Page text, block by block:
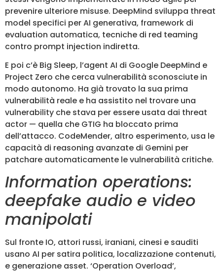
prevenire ulteriore misuse. DeepMind sviluppa threat
model specifici per AI generativa, framework di
evaluation automatica, tecniche di red teaming
contro prompt injection indiretta.
E poi c’è Big Sleep, l’agent AI di Google DeepMind e
Project Zero che cerca vulnerabilità sconosciute in
modo autonomo. Ha già trovato la sua prima
vulnerabilità reale e ha assistito nel trovare una
vulnerability che stava per essere usata dai threat
actor — quella che GTIG ha bloccato prima
dell’attacco. CodeMender, altro esperimento, usa le
capacità di reasoning avanzate di Gemini per
patchare automaticamente le vulnerabilità critiche.
Information operations:
deepfake audio e video
manipolati
Sul fronte IO, attori russi, iraniani, cinesi e sauditi
usano AI per satira politica, localizzazione contenuti,
e generazione asset. ‘Operation Overload’,